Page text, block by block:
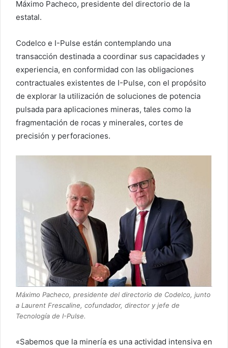
Máximo Pacheco, presidente del directorio de la
estatal.
Codelco e I-Pulse están contemplando una
transacción destinada a coordinar sus capacidades y
experiencia, en conformidad con las obligaciones
contractuales existentes de I-Pulse, con el propósito
de explorar la utilización de soluciones de potencia
pulsada para aplicaciones mineras, tales como la
fragmentación de rocas y minerales, cortes de
precisión y perforaciones.
Máximo Pacheco, presidente del directorio de Codelco, junto
a Laurent Frescaline, cofundador, director y jefe de
Tecnología de I-Pulse.
«Sabemos que la minería es una actividad intensiva en